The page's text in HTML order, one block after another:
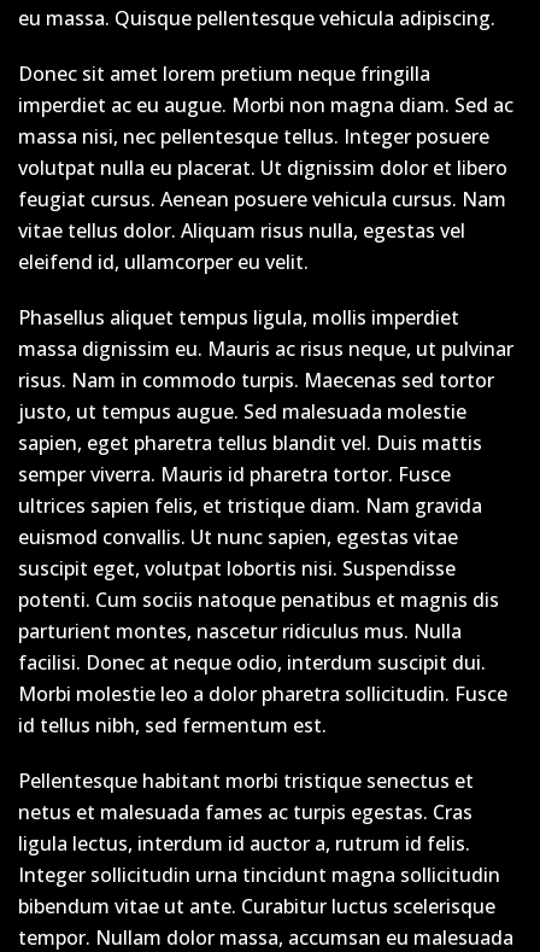
eu massa. Quisque pellentesque vehicula adipiscing.
Donec sit amet lorem pretium neque fringilla
imperdiet ac eu augue. Morbi non magna diam. Sed ac
massa nisi, nec pellentesque tellus. Integer posuere
volutpat nulla eu placerat. Ut dignissim dolor et libero
feugiat cursus. Aenean posuere vehicula cursus. Nam
vitae tellus dolor. Aliquam risus nulla, egestas vel
eleifend id, ullamcorper eu velit.
Phasellus aliquet tempus ligula, mollis imperdiet
massa dignissim eu. Mauris ac risus neque, ut pulvinar
risus. Nam in commodo turpis. Maecenas sed tortor
justo, ut tempus augue. Sed malesuada molestie
sapien, eget pharetra tellus blandit vel. Duis mattis
semper viverra. Mauris id pharetra tortor. Fusce
ultrices sapien felis, et tristique diam. Nam gravida
euismod convallis. Ut nunc sapien, egestas vitae
suscipit eget, volutpat lobortis nisi. Suspendisse
potenti. Cum sociis natoque penatibus et magnis dis
parturient montes, nascetur ridiculus mus. Nulla
facilisi. Donec at neque odio, interdum suscipit dui.
Morbi molestie leo a dolor pharetra sollicitudin. Fusce
id tellus nibh, sed fermentum est.
Pellentesque habitant morbi tristique senectus et
netus et malesuada fames ac turpis egestas. Cras
ligula lectus, interdum id auctor a, rutrum id felis.
Integer sollicitudin urna tincidunt magna sollicitudin
bibendum vitae ut ante. Curabitur luctus scelerisque
tempor. Nullam dolor massa, accumsan eu malesuada